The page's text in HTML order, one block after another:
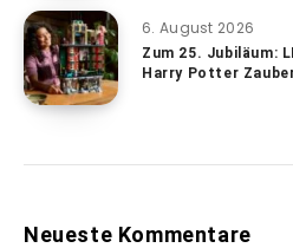
6. August 2026
Zum 25. Jubiläum:
Harry Potter
Neueste Kommentare